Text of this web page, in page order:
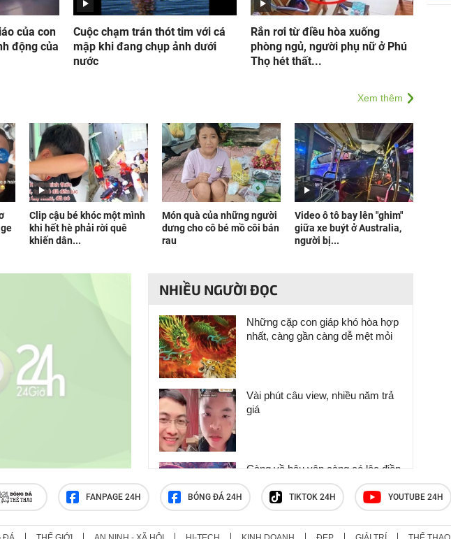
của con
động của
Cuộc chạm trán thót tim với cá
mập khi đang chụp ảnh dưới
nước
Rắn rơi từ điều hòa xuống
phòng ngủ, người phụ nữ ở Phú
Thọ hét thất...
Xem thêm
Clip cậu bé khóc một mình
khi hết hè phải rời quê
khiến dân...
Món quà của những người
dưng cho cô bé mồ côi bán
rau
Video ô tô bay lên "ghim"
giữa xe buýt ở Australia,
người bị...
NHIỀU NGƯỜI ĐỌC
Những cặp con giáp khó hòa hợp
nhất, càng gần càng dễ mệt mỏi
Vài phút câu view, nhiều năm trả
giá
Càng về hậu vận càng có lộc điền
sản: 4 con giáp dễ giàu nhờ tích
lũy nhà đất
FANPAGE 24H BÓNG ĐÁ 24H TIKTOK 24H YOUTUBE 24H